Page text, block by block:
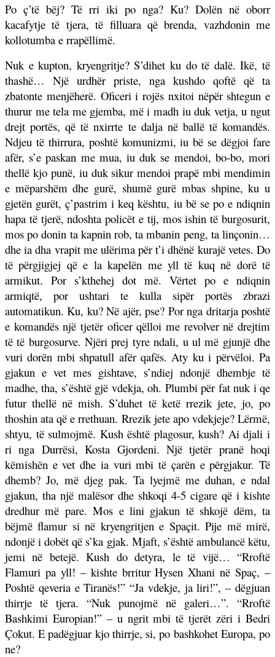
Po ç’të bëj? Të rri iki po nga? Ku? Dolën në oborr
kacafytje të tjera, të filluara që brenda, vazhdonin me
kollotumba e rrapëllimë.
Nuk e kupton, kryengritje? S’dihet ku do të dalë. Ikë, të
thashë… Një urdhër priste, nga kushdo qoftë që ta
zbatonte menjëherë. Oficeri i rojës nxitoi nëpër shtegun e
thurur me tela me gjemba, më i madh iu duk vetja, u ngut
drejt portës, që të nxirrte te dalja në ballë të komandës.
Ndjeu të thirrura, poshtë komunizmi, iu bë se dëgjoi fare
afër, s’e paskan me mua, iu duk se mendoi, bo-bo, mori
thellë kjo punë, iu duk sikur mendoi prapë mbi mendimin
e mëparshëm dhe gurë, shumë gurë mbas shpine, ku u
gjetën gurët, ç’pastrim i keq kështu, iu bë se po e ndiqnin
hapa të tjerë, ndoshta policët e tij, mos ishin të burgosurit,
mos po donin ta kapnin rob, ta mbanin peng, ta linçonin…
dhe ia dha vrapit me ulërima për t’i dhënë kurajë vetes. Do
të përgjigjej që e la kapelën me yll të kuq në dorë të
armikut. Por s’kthehej dot më. Vërtet po e ndiqnin
armiqtë, por ushtari te kulla sipër portës zbrazi
automatikun. Ku, ku? Në ajër, pse? Por nga dritarja poshtë
e komandës një tjetër oficer qëlloi me revolver në drejtim
të të burgosurve. Njëri prej tyre ndali, u ul më gjunjë dhe
vuri dorën mbi shpatull afër qafës. Aty ku i përvëloi. Pa
gjakun e vet mes gishtave, s’ndiej ndonjë dhembje të
madhe, tha, s’është gjë vdekja, oh. Plumbi për fat nuk i qe
futur thellë në mish. S’duhet të ketë rrezik jete, jo, po
thoshin ata që e rrethuan. Rrezik jete apo vdekjeje? Lërmë,
shtyu, të sulmojmë. Kush është plagosur, kush? Ai djali i
ri nga Durrësi, Kosta Gjordeni. Një tjetër pranë hoqi
këmishën e vet dhe ia vuri mbi të çarën e përgjakur. Të
dhemb? Jo, më djeg pak. Ta lyejmë me duhan, e ndal
gjakun, tha një malësor dhe shkoqi 4-5 cigare që i kishte
dredhur më pare. Mos e lini gjakun të shkojë dëm, ta
bëjmë flamur si në kryengritjen e Spaçit. Pije më mirë,
ndonjë i dobët që s’ka gjak. Mjaft, s’është ambulancë këtu,
jemi në betejë. Kush do detyra, le të vijë… “Rroftë
Flamuri pa yll! – kishte brritur Hysen Xhani në Spaç, –
Poshtë qeveria e Tiranës!” “Ja vdekje, ja liri!”, – dëgjuan
thirrje të tjera. “Nuk punojmë në galeri…”. “Rroftë
Bashkimi Europian!” – u ngrit mbi të tjerët zëri i Bedri
Çokut. E padëgjuar kjo thirrje, si, po bashkohet Europa, po
ne?